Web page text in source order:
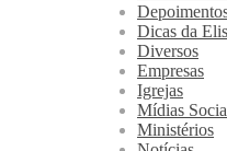
Dicas da Elis
Diversos
Empresas
Igrejas
Mídias
Ministérios